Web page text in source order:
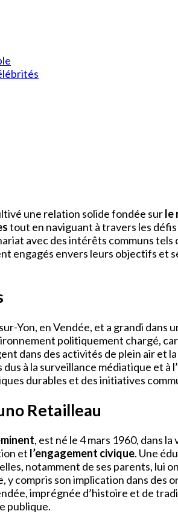
une relation solide fondée surle
tout en naviguant à travers les
avec des intérêts communs tels
engagés envers leurs objectifs
Yon, en Vendée, et a grandi
politiquement chargé,
dans des activités de plein air et
à la surveillance médiatique et
durables et des initiatives
Retailleau
, est né le 4 mars 1960, dans
et l’engagement civique. Une
notamment de ses parents, lui
y compris son implication dans des
imprégnée d’histoire et de
publique.